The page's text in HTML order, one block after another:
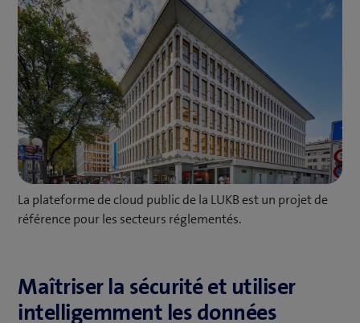
La plateforme de cloud public de la LUKB est un projet de
référence pour les secteurs réglementés.
Maîtriser la sécurité et utiliser
intelligemment les données